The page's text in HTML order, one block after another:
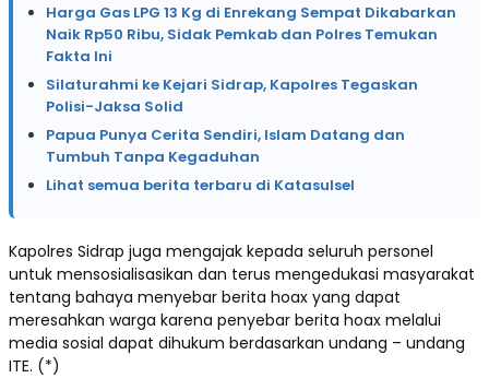
Harga Gas LPG 13 Kg di Enrekang Sempat Dikabarkan
Naik Rp50 Ribu, Sidak Pemkab dan Polres Temukan
Fakta Ini
Silaturahmi ke Kejari Sidrap, Kapolres Tegaskan
Polisi-Jaksa Solid
Papua Punya Cerita Sendiri, Islam Datang dan
Tumbuh Tanpa Kegaduhan
Lihat semua berita terbaru di Katasulsel
Kapolres Sidrap juga mengajak kepada seluruh personel
untuk mensosialisasikan dan terus mengedukasi masyarakat
tentang bahaya menyebar berita hoax yang dapat
meresahkan warga karena penyebar berita hoax melalui
media sosial dapat dihukum berdasarkan undang – undang
ITE. (*)